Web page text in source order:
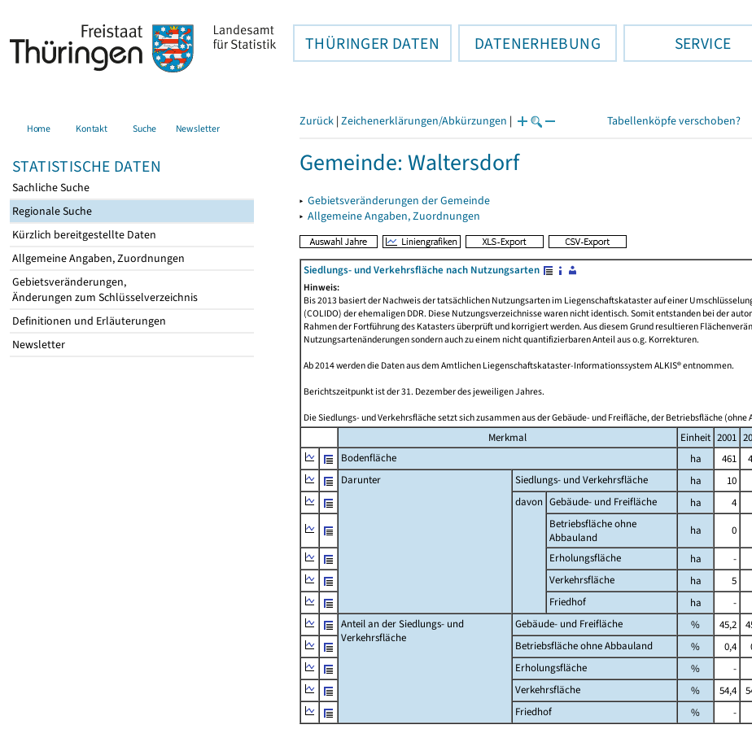
THÜRINGER DATEN DATENERHEBUNG SERVICE
Home Kontakt Suche Newsletter
STATISTISCHE DATEN
Sachliche Suche
Regionale Suche
Kürzlich bereitgestellte Daten
Allgemeine Angaben, Zuordnungen
Gebietsveränderungen,
Änderungen zum Schlüsselverzeichnis
Definitionen und Erläuterungen
Newsletter
Zurück | Zeichenerklärungen/Abkürzungen | Tabellenköpfe verschoben?
Gemeinde: Waltersdorf
▸ Gebietsveränderungen der Gemeinde
▸ Allgemeine Angaben, Zuordnungen
Siedlungs- und Verkehrsfläche nach Nutzungsarten
Hinweis:
Bis 2013 basiert der Nachweis der tatsächlichen Nutzungsarten im Liegenschaftskataster auf einer
(COLIDO) der ehemaligen DDR. Diese Nutzungsverzeichnisse waren nicht identisch. Somit entstanden bei der
Rahmen der Fortführung des Katasters überprüft und korrigiert werden. Aus diesem Grund resultieren
Nutzungsartenänderungen sondern auch zu einem nicht quantifizierbaren Anteil aus o.g. Korrekturen.
Ab 2014 werden die Daten aus dem Amtlichen Liegenschaftskataster-Informationssystem ALKIS® entnommen.
Berichtszeitpunkt ist der 31. Dezember des jeweiligen Jahres.
Die Siedlungs- und Verkehrsfläche setzt sich zusammen aus der Gebäude- und Freifläche, der Betriebsfläche
Merkmal Einheit 2001
Bodenfläche
ha 461
Darunter
Siedlungs- und Verkehrsfläche ha 10
davon Gebäude- und Freifläche ha 4
Betriebsfläche ohne
Abbauland
ha 0
Erholungsfläche
ha -
Verkehrsfläche
ha 5
Friedhof
ha -
Anteil an der Siedlungs- und
Verkehrsfläche
Gebäude- und Freifläche % 45,2
Betriebsfläche ohne Abbauland
% 0,4
Erholungsfläche
% -
Verkehrsfläche
% 54,4
Friedhof
% -